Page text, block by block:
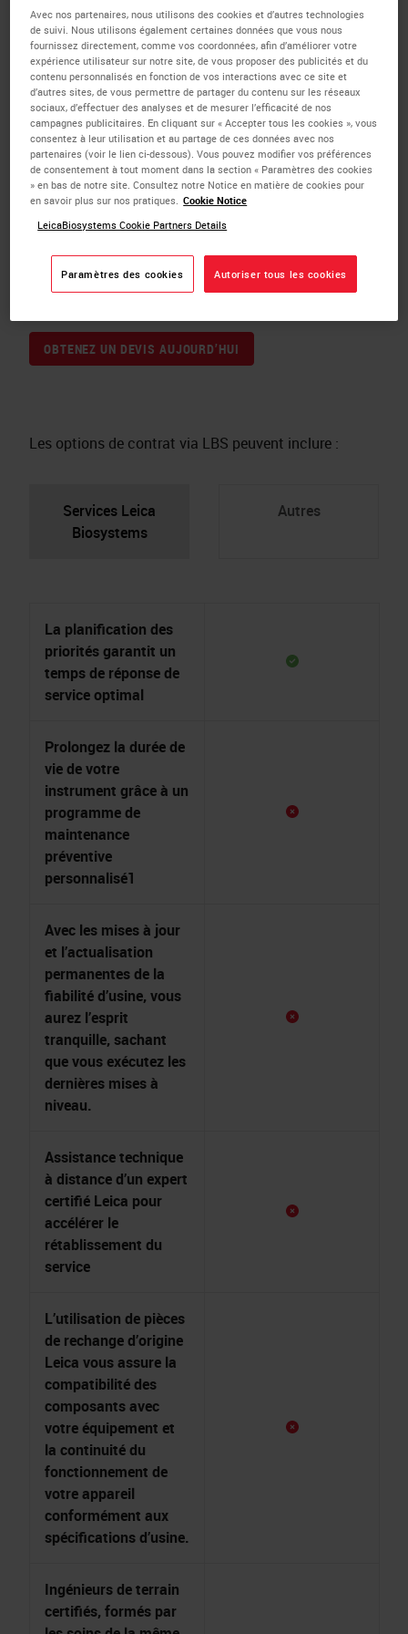
d’autres, peut être appelé à maintenir ou
même à améliorer son niveau de
performance et de qualité avec les mêmes
ressources, voire moins. Nos accords de
service, exécutés par le biais d’ingénieurs
de service sur site certifiés Leica
Biosystems, vous assurent les meilleures
pour votre laboratoire et la tranquillité
OBTENEZ UN DEVIS AUJOURD’HUI
Les options de contrat via LBS peuvent inclure :
Services Leica
Biosystems
Autres
La planification des
priorités garantit un
temps de réponse de
service optimal
Prolongez la durée de
vie de votre
instrument grâce à un
programme de
maintenance
préventive
personnalisé1
Avec les mises à jour
et l’actualisation
permanentes de la
fiabilité d’usine, vous
aurez l’esprit
tranquille, sachant
que vous exécutez les
dernières mises à
niveau.
Assistance technique
à distance d’un expert
certifié Leica pour
accélérer le
rétablissement du
service
L’utilisation de pièces
de rechange d’origine
Leica vous assure la
compatibilité des
composants avec
votre équipement et
la continuité du
fonctionnement de
votre appareil
conformément aux
spécifications d’usine.
Ingénieurs de terrain
certifiés, formés par
Avec nos partenaires, nous utilisons des cookies et d’autres technologies
de suivi. Nous utilisons également certaines données que vous nous
fournissez directement, comme vos coordonnées, afin d’améliorer votre
expérience utilisateur sur notre site, de vous proposer des publicités et du
contenu personnalisés en fonction de vos interactions avec ce site et
d’autres sites, de vous permettre de partager du contenu sur les réseaux
sociaux, d’effectuer des analyses et de mesurer l’efficacité de nos
campagnes publicitaires. En cliquant sur « Accepter tous les cookies », vous
consentez à leur utilisation et au partage de ces données avec nos
partenaires (voir le lien ci-dessous). Vous pouvez modifier vos préférences
de consentement à tout moment dans la section « Paramètres des cookies
» en bas de notre site. Consultez notre Notice en matière de cookies pour
en savoir plus sur nos pratiques. Cookie Notice
LeicaBiosystems Cookie Partners Details
Paramètres des cookies Autoriser tous les cookies